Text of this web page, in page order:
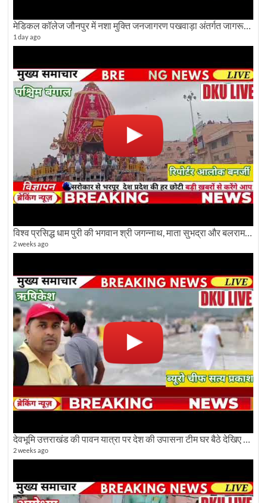
मेडिकल कॉलेज जौनपुर में नशा मुक्ति जनजागरण पखवाड़ा अंतर्गत जागरूकता कार्यक्रम आयोजित
1 day ago
विश्व प्रसिद्ध धाम पुरी की भगवान श्री जगन्नाथ, माता सुभद्रा और बलराम जी की भव्य शोभा यात्रा देखिए
2 weeks ago
2 weeks ago